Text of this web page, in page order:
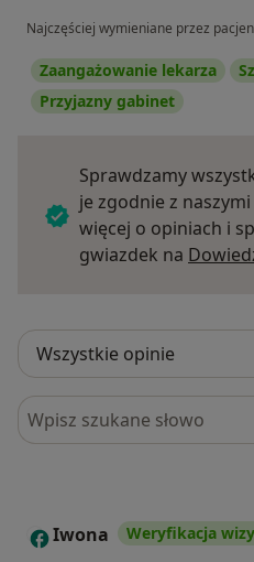
Najczęściej wymieniane przez
Zaangażowanie lekarza
Przyjazny gabinet
Sprawdzamy
je zgodnie z
więcej o opiniach i
gwiazdek na
Szukaj w opiniach
I Iwona Weryfikacja